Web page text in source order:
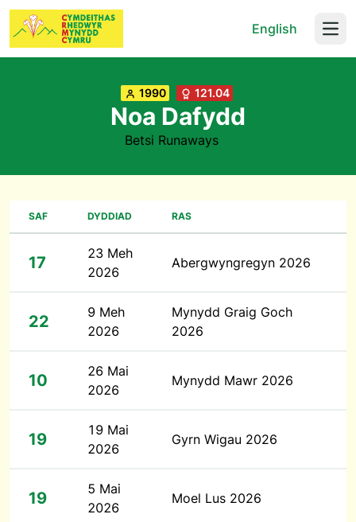
English
1990 121.04
Noa Dafydd
Betsi Runaways
SAF DYDDIAD RAS
17
23 Meh
2026
Abergwyngregyn 2026
22
9 Meh
2026
Mynydd Graig Goch
2026
10
26 Mai
2026
Mynydd Mawr 2026
19
19 Mai
2026
Gyrn Wigau 2026
19
5 Mai
2026
Moel Lus 2026